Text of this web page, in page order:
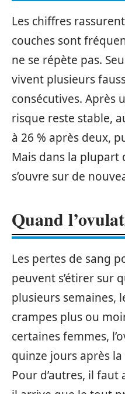
Les chiffres
couches sont
ne se répète pas.
vivent plusieurs
consécutives. Après
risque reste stable,
à 26 % après deux,
Mais dans la plupart
s’ouvre sur de
Quand
Les pertes de sang
peuvent s’étirer sur
plusieurs semaines,
crampes plus ou
certaines femmes,
quinze jours après
Pour d’autres, il